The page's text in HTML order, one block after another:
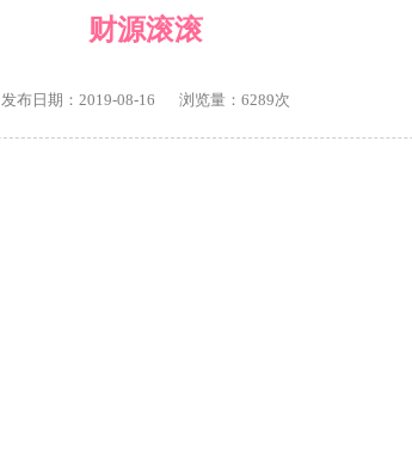
财源滚滚
发布日期：2019-08-16 浏览量：6289次